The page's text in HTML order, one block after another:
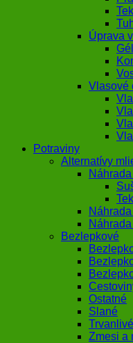
Úprava
Gél
Vlasové
Potraviny
Alternatívy
Bezlepkové
Ostatné
Slané
Trvanlivé
Zmesi a